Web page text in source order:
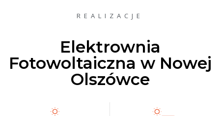
REALIZACJE
Elektrownia
Fotowoltaiczna w Nowej
Olszówce